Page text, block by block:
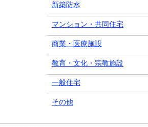
新築防水
マンション・共同住宅
商業・医療施設
教育・文化・宗教施設
一般住宅
その他